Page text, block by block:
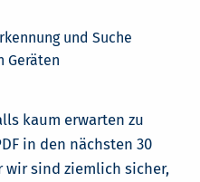
und Suche
kaum erwarten zu
in den nächsten 30
wir sind ziemlich sicher,